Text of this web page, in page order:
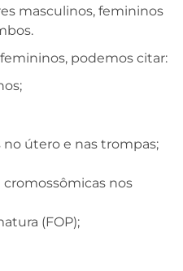
masculinos, femininos
podemos citar:
útero e nas trompas;
nos
(FOP);